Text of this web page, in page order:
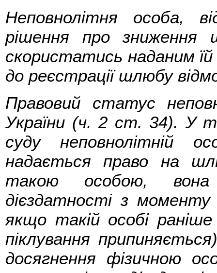
Неповнолітня особа,
рішення про зниження
скористатись наданим
до реєстрації шлюбу
Правовий статус
України (ч. 2 ст. 34). У
суду неповнолітній
надається право на
такою особою, вона
дієздатності з
якщо такій особі раніше
піклування
досягнення фізичною